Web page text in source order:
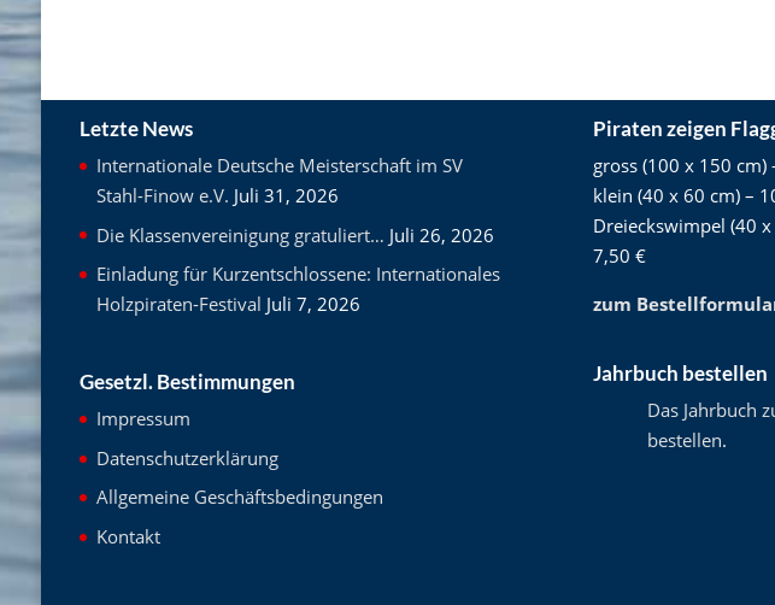
Letzte News
Internationale Deutsche Meisterschaft im SV
Stahl-Finow e.V. Juli 31, 2026
Die Klassenvereinigung gratuliert… Juli 26, 2026
Einladung für Kurzentschlossene: Internationales
Holzpiraten-Festival Juli 7, 2026
Gesetzl. Bestimmungen
Impressum
Datenschutzerklärung
Allgemeine Geschäftsbedingungen
Kontakt
Piraten zeigen
gross (100 x 150 cm)
klein (40 x 60 cm) –
Dreieckswimpel (40 x
7,50 €
zum
Jahrbuch bestellen
Das Jahrbuch
bestellen.